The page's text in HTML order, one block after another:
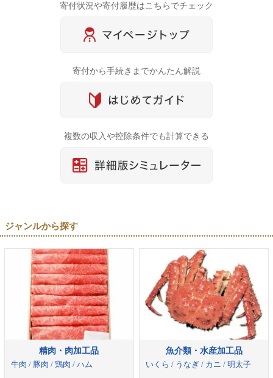
寄付状況や寄付履歴はこちらでチェック
寄付から手続きまでかんたん解説
複数の収入や控除条件でも計算できる
ジャンルから探す
精肉・肉加工品
牛肉 / 豚肉 / 鶏肉 / ハム
魚介類・水産加工品
いくら / うなぎ / カニ / 明太子